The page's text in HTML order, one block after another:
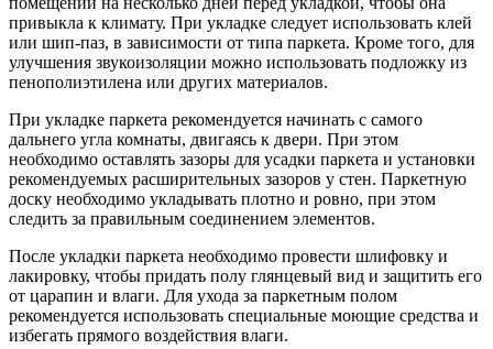
привыкла к климату. При укладке следует использовать клей
или шип-паз, в зависимости от типа паркета. Кроме того, для
улучшения звукоизоляции можно использовать подложку из
пенополиэтилена или других материалов.
При укладке паркета рекомендуется начинать с самого
дальнего угла комнаты, двигаясь к двери. При этом
необходимо оставлять зазоры для усадки паркета и установки
рекомендуемых расширительных зазоров у стен. Паркетную
доску необходимо укладывать плотно и ровно, при этом
следить за правильным соединением элементов.
После укладки паркета необходимо провести шлифовку и
лакировку, чтобы придать полу глянцевый вид и защитить его
от царапин и влаги. Для ухода за паркетным полом
рекомендуется использовать специальные моющие средства и
избегать прямого воздействия влаги.